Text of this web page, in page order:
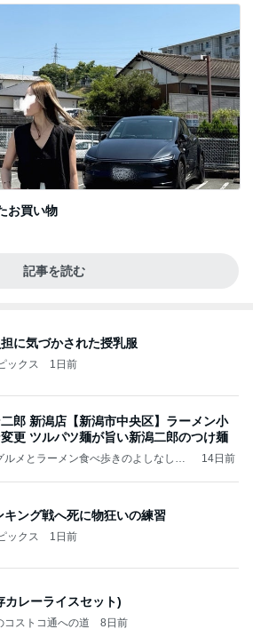
お買い物
記事を読む
に気づかされた授乳服
ックス 1日前
郎 新潟店【新潟市中央区】ラーメン小
更 ツルパツ麺が旨い新潟二郎のつけ麺
ルメとラーメン食べ歩きのよしなしご
14日前
キング戦へ死に物狂いの練習
ックス 1日前
カレーライスセット)
コストコ通への道 8日前